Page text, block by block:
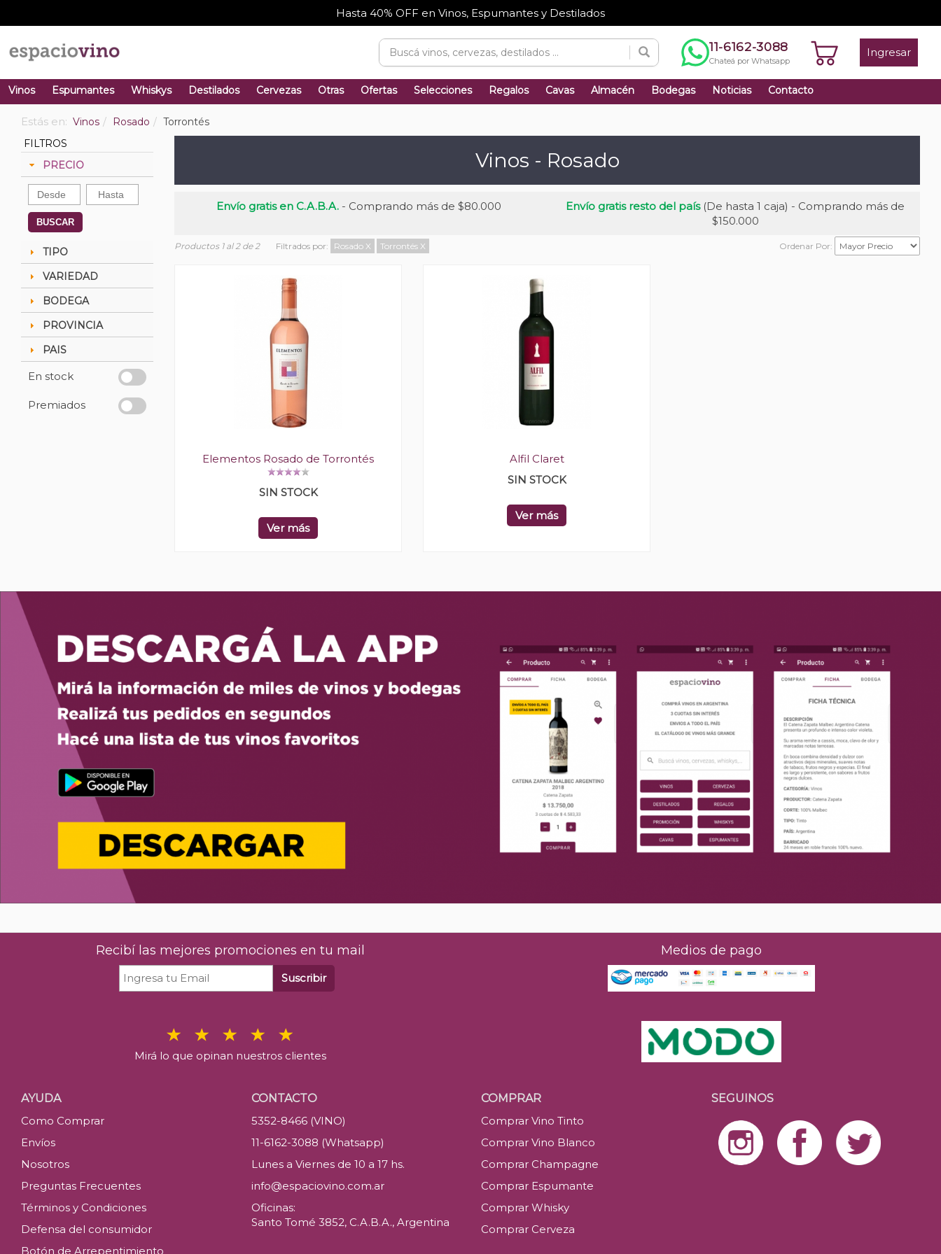
Hasta 40% OFF en Vinos, Espumantes y Destilados
11-6162-3088
Chateá por Whatsapp
Ingresar
Vinos Espumantes Whiskys Destilados Cervezas Otras Ofertas Selecciones Regalos Cavas Almacén Bodegas Noticias Contacto
Estás en: Vinos Rosado
Torrontés
FILTROS
PRECIO
BUSCAR
TIPO
VARIEDAD
BODEGA
PROVINCIA
PAIS
En stock
Premiados
Vinos - Rosado
Envío gratis en C.A.B.A. - Comprando más de $80.000 Envío gratis resto del país(De hasta 1 caja) - Comprando más de
$150.000
Productos 1 al 2 de 2 Filtrados por: Rosado X Torrontés X Ordenar Por:
Elementos Rosado de Torrontés
SIN STOCK
Ver más
Alfil Claret
SIN STOCK
Ver más
Recibí las mejores promociones en tu mail
Suscribir
Mirá lo que opinan nuestros clientes
Medios de pago
AYUDA
Como Comprar
Envíos
Nosotros
Preguntas Frecuentes
Términos y Condiciones
Defensa del consumidor
Botón de Arrepentimiento
CONTACTO
5352-8466 (VINO)
11-6162-3088 (Whatsapp)
Lunes a Viernes de 10 a 17 hs.
info@espaciovino.com.ar
Oficinas:
Santo Tomé 3852, C.A.B.A., Argentina
COMPRAR
Comprar Vino Tinto
Comprar Vino Blanco
Comprar Champagne
Comprar Espumante
Comprar Whisky
Comprar Cerveza
SEGUINOS